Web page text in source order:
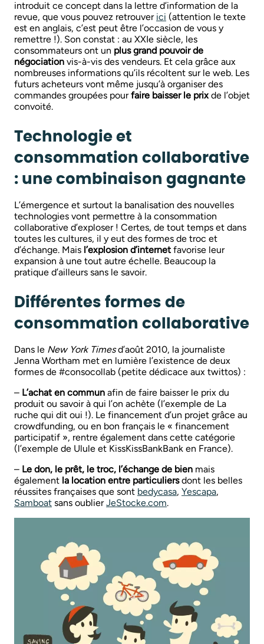
introduit ce concept dans la lettre d’information de la
revue, que vous pouvez retrouver ici (attention le texte
est en anglais, c’est peut être l’occasion de vous y
remettre !). Son constat : au XXIe siècle, les
consommateurs ont un plus grand pouvoir de
négociation vis-à-vis des vendeurs. Et cela grâce aux
nombreuses informations qu’ils récoltent sur le web. Les
futurs acheteurs vont même jusqu’à organiser des
commandes groupées pourfaire baisser le prixde l’objet
convoité.
Technologie et
consommation collaborative
: une combinaison gagnante
L’émergence et surtout la banalisation des nouvelles
technologies vont permettre à la consommation
collaborative d’exploser ! Certes, de tout temps et dans
toutes les cultures, il y eut des formes de troc et
d’échange. Mais l’explosion d’internetfavorise leur
expansion à une tout autre échelle. Beaucoup la
pratique d’ailleurs sans le savoir.
Différentes formes de
consommation collaborative
Dans le New York Timesd’août 2010, la journaliste
Jenna Wortham met en lumière l’existence de deux
formes de #consocollab (petite dédicace aux twittos) :
– L’achat en commun afin de faire baisser le prix du
produit ou savoir à qui l’on achète (l’exemple de La
ruche qui dit oui !). Le financement d’un projet grâce au
crowdfunding, ou en bon français le « financement
participatif », rentre également dans cette catégorie
(l’exemple de Ulule et KissKissBankBank en France).
– Le don, le prêt, le troc, l’échange de bien mais
également la location entre particuliersdont les belles
réussites françaises que sont bedycasa, Yescapa,
Samboat sans oublierJeStocke.com.